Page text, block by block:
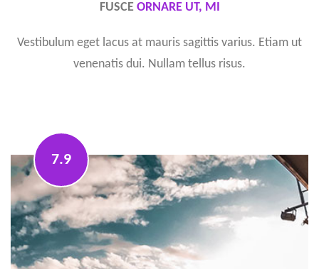
FUSCE ORNARE UT, MI
Vestibulum eget lacus at mauris sagittis varius. Etiam ut
venenatis dui. Nullam tellus risus.
7.9